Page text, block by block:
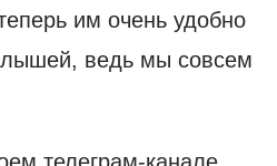
им очень удобно
ведь мы совсем